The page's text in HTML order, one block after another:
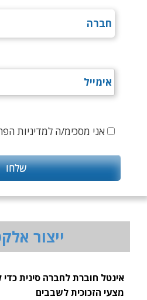
אני מסכימ/ה למדיניות
ייצור
אינטל חוברת לחברה סינית
מצעי הזכוכית לשבבים